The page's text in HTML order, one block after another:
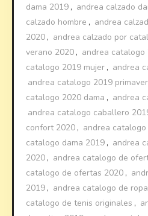
dama 2019 , andrea calzado
calzado hombre , andrea
2020 , andrea calzado por
verano 2020 , andrea catalogo
catalogo 2019 mujer , andrea
andrea catalogo 2019
catalogo 2020 dama , andrea
andrea catalogo caballero
confort 2020 , andrea catalogo
catalogo dama 2019 , andrea
2020 , andrea catalogo de
catalogo de ofertas 2020 ,
2019 , andrea catalogo de
catalogo de tenis originales ,